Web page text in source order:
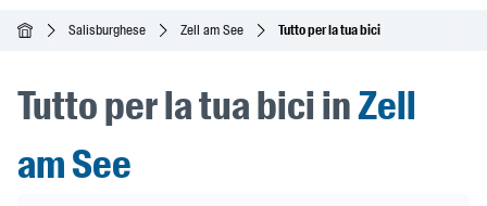
Home Salisburghese Zell am See Tutto per la tua bici
Tutto per la tua bici inZell
am See